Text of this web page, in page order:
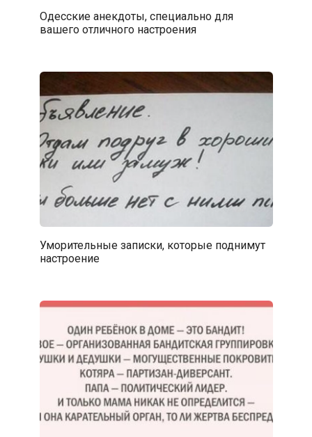
Одесские анекдоты, специально для
вашего отличного настроения
Уморительные записки, которые поднимут
настроение